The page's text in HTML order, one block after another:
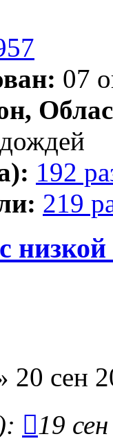
07
192
219
20 сен
19